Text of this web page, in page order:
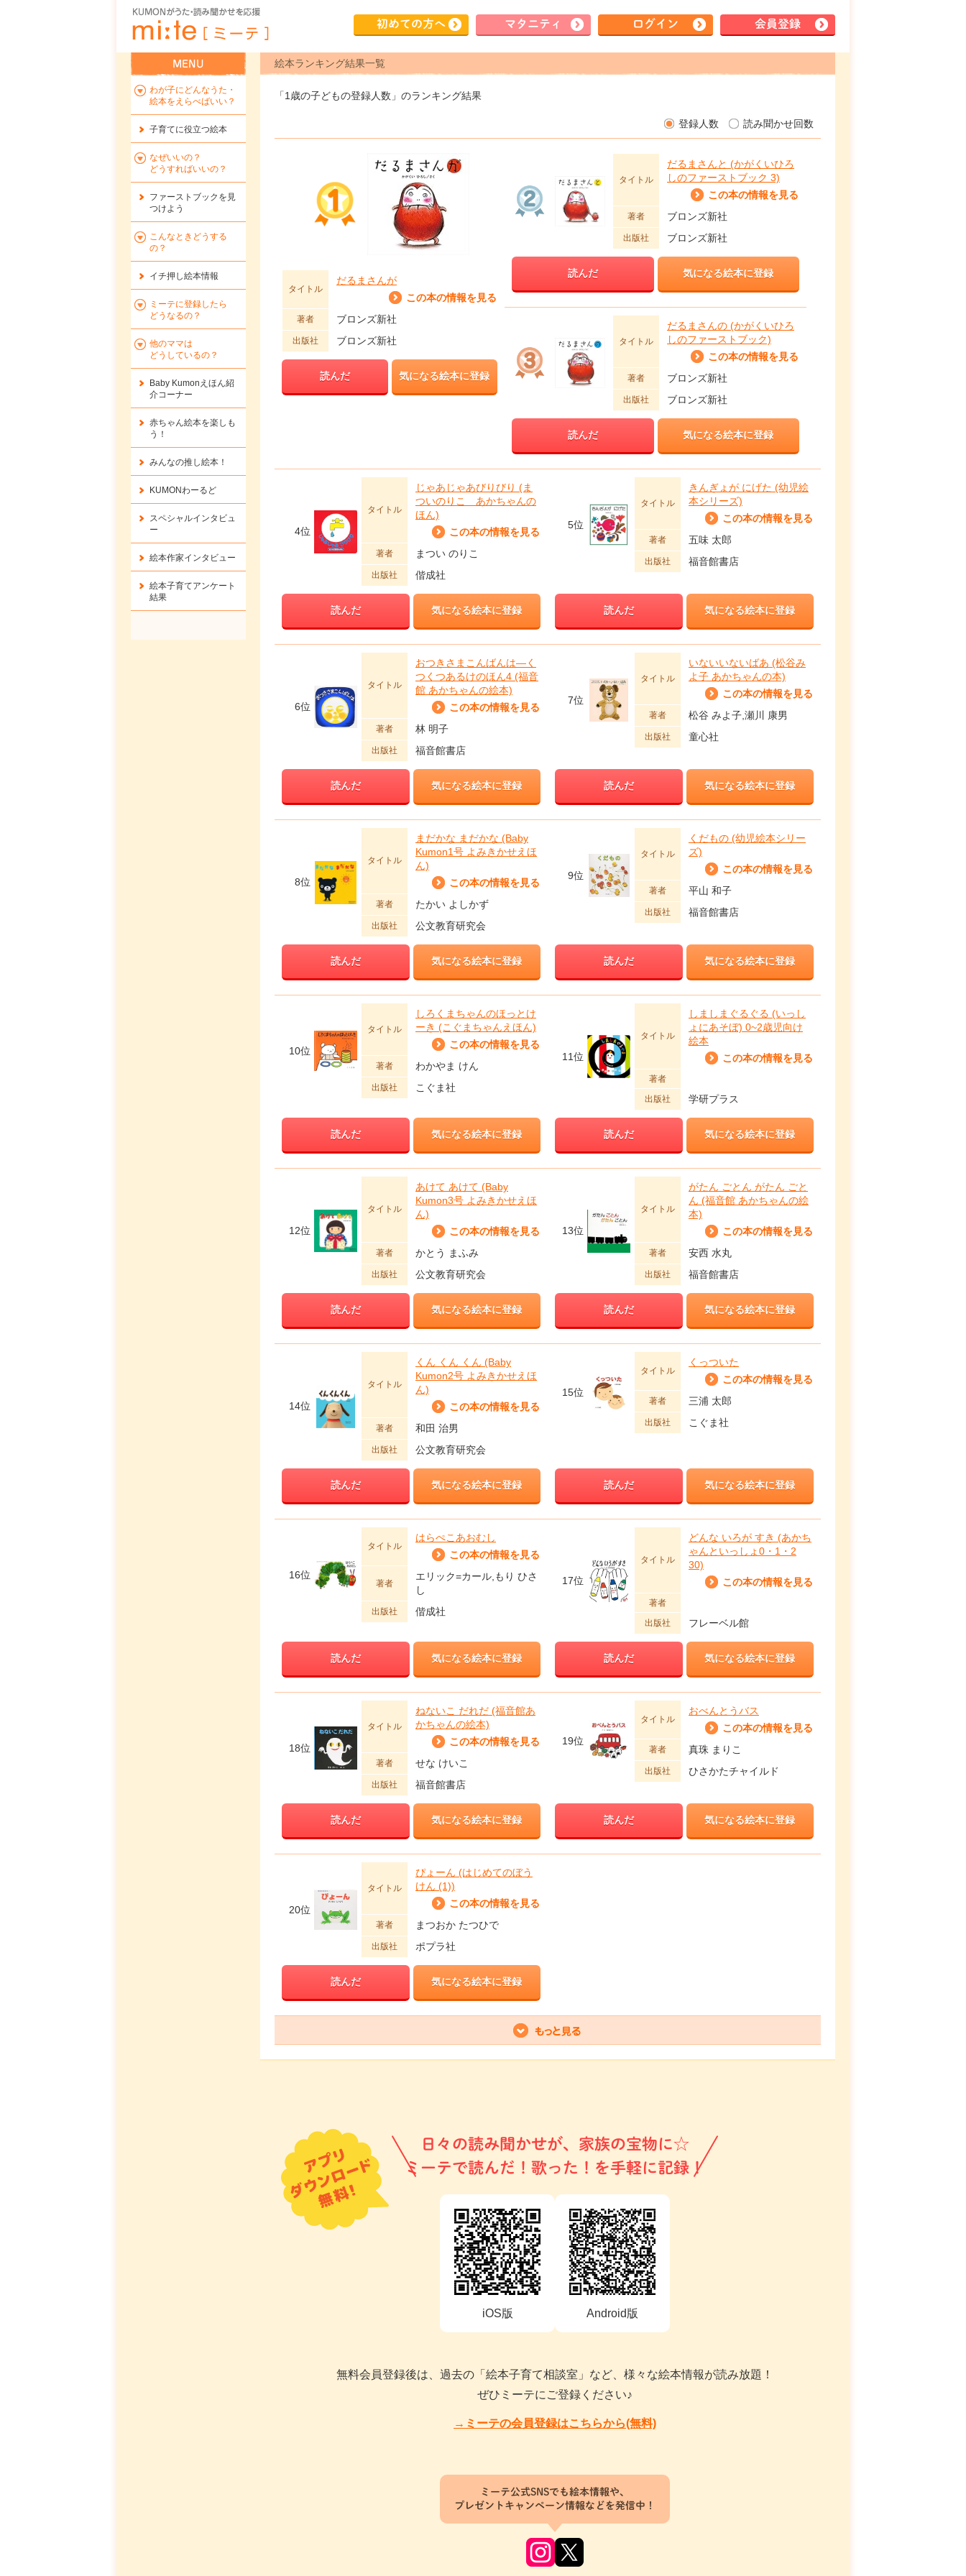
初めての方へ マタ ニティ ログイン 会員登録
絵本ランキング結果一覧
「1歳の子どもの登録人数」のランキング結果
登録人数 読み聞かせ回数
タイトル
だるまさんが
この本の情報を見る
著者 ブロンズ新社
出版社 ブロンズ新社
読んだ 気になる絵本に登録
タイトル
だるまさんと (かがくいひろ
しのファーストブック 3)
この本の情報を見る
著者 ブロンズ新社
出版社 ブロンズ新社
読んだ 気になる絵本に登録
タイトル
だるまさんの (かがくいひろ
しのファーストブック)
この本の情報を見る
著者 ブロンズ新社
出版社 ブロンズ新社
読んだ 気になる絵本に登録
4位
タイトル
じゃあじゃあびりびり (ま
ついのりこ あかちゃんの
ほん)
この本の情報を見る
著者 まつい のりこ
出版社 偕成社
読んだ 気になる絵本に登録
5位
タイトル
きんぎょが にげた (幼児絵
本シリーズ)
この本の情報を見る
著者 五味 太郎
出版社 福音館書店
読んだ 気になる絵本に登録
6位
タイトル
おつきさまこんばんは―く
つくつあるけのほん4 (福音
館 あかちゃんの絵本)
この本の情報を見る
著者 林 明子
出版社 福音館書店
読んだ 気になる絵本に登録
7位
タイトル
いないいないばあ (松谷み
よ子 あかちゃんの本)
この本の情報を見る
著者 松谷 みよ子,瀬川 康男
出版社 童心社
読んだ 気になる絵本に登録
8位
タイトル
まだかな まだかな (Baby
Kumon1号 よみきかせえほ
ん)
この本の情報を見る
著者 たかい よしかず
出版社 公文教育研究会
読んだ 気になる絵本に登録
9位
タイトル
くだもの (幼児絵本シリー
ズ)
この本の情報を見る
著者 平山 和子
出版社 福音館書店
読んだ 気になる絵本に登録
10位
タイトル
しろくまちゃんのほっとけ
ーき (こぐまちゃんえほん)
この本の情報を見る
著者 わかやま けん
出版社 こぐま社
読んだ 気になる絵本に登録
11位
タイトル
しましまぐるぐる (いっし
ょにあそぼ) 0~2歳児向け
絵本
この本の情報を見る
著者
出版社
学研プラス
読んだ 気になる絵本に登録
12位
タイトル
あけて あけて (Baby
Kumon3号 よみきかせえほ
ん)
この本の情報を見る
著者 かとう まふみ
出版社 公文教育研究会
読んだ 気になる絵本に登録
13位
タイトル
がたん ごとん がたん ごと
ん (福音館 あかちゃんの絵
本)
この本の情報を見る
著者 安西 水丸
出版社 福音館書店
読んだ 気になる絵本に登録
14位
タイトル
くん くん くん (Baby
Kumon2号 よみきかせえほ
ん)
この本の情報を見る
著者 和田 治男
出版社 公文教育研究会
読んだ 気になる絵本に登録
15位
タイトル
くっついた
この本の情報を見る
著者 三浦 太郎
出版社 こぐま社
読んだ 気になる絵本に登録
16位
タイトル
はらぺこあおむし
この本の情報を見る
著者
エリック=カール,もり ひさ
し
出版社 偕成社
読んだ 気になる絵本に登録
17位
タイトル
どんな いろが すき (あかち
ゃんといっしょ0・1・2
30)
この本の情報を見る
著者
出版社
フレーベル館
読んだ 気になる絵本に登録
18位
タイトル
ねないこ だれだ (福音館あ
かちゃんの絵本)
この本の情報を見る
著者 せな けいこ
出版社 福音館書店
読んだ 気になる絵本に登録
19位
タイトル
おべんとうバス
この本の情報を見る
著者 真珠 まりこ
出版社 ひさかたチャイルド
読んだ 気になる絵本に登録
20位
タイトル
ぴょーん (はじめてのぼう
けん (1))
この本の情報を見る
著者 まつおか たつひで
出版社 ポプラ社
読んだ 気になる絵本に登録
わが子にどんなうた・
絵本をえらべばいい？
子育てに役立つ絵本
なぜいいの？
どうすればいいの？
ファーストブックを 見
つけよう
こんなときどうする
の？
イチ押し絵本情報
ミーテに登録したら
どうなるの？
他のママは
どうしているの？
Baby Kumonえほん紹
介コーナー
赤ちゃん絵本を楽しも
う！
みんなの推し絵本！
KUMONわーるど
スペシャルインタビュ
ー
絵本作家インタビュー
絵本子育てアンケート
結果
日々の読み聞かせが、家族の宝物に☆
ミーテで読んだ！歌った！を手軽に記録！
iOS版 Android版
無料会員登録後は、過去の「絵本子育て相談室」など、様々な絵本情報が読み放題！
ぜひミーテにご登録ください♪
→ミーテの会員登録はこちらから(無料)
ミーテ公式SNSでも絵本情報や、
プレゼントキャンペーン情報などを発信中！